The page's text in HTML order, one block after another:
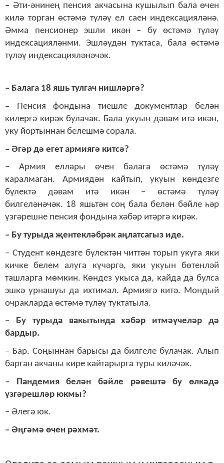
– Әти-әнинең пенсия акчасына кушылып бала өчен
килә торган өстәмә түләү ел саен индексацияләнә.
Әмма пенсионер эшли икән – бу өстәмә түләү
индексацияләнми. Эшләүдән туктаса, бала өстәмә
түләү индексацияләнәчәк.
– Балага 18 яшь тулгач нишләргә?
– Пенсия фондына тиешле документлар белән
килергә кирәк булачак. Бала укуын дәвам итә икән,
уку йортыннан белешмә сорала.
– Әгәр дә егет армиягә китсә?
– Армия еллары өчен балага өстәмә түләү
каралмаган. Армиядән кайтып, укуын көндезге
бүлектә дәвам итә икән – өстәмә түләү
билгеләнәчәк. 18 яшьтән соң бала белән бәйле һәр
үзгәрешне пенсия фондына хәбәр итәргә кирәк.
– Бу турыда җентекләбрәк аңлатсагыз иде.
– Студент көндезге бүлектән читтән торып укуга яки
кичке белем алуга күчәргә, яки укуын бөтенләй
ташларга мөмкин. Көндез укыса да, кайда да булса
эшкә урнашуы да ихтимал. Армиягә китә. Мондый
очракларда өстәмә түләү туктатыла.
– Бу турыда вакытында хәбәр итмәүчеләр дә
бардыр.
– Бар. Соңыннан барысы да билгеле булачак. Алып
барган акчаны кире кайтарырга туры киләчәк.
– Пандемия белән бәйле рәвештә бу өлкәдә
үзгәрешләр юкмы?
– Әлегә юк.
– Әңгәмә өчен рәхмәт.